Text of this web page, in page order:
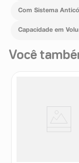
Com Sistema
Capacidade em
Você